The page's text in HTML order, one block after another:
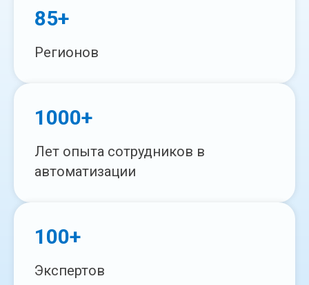
85+
Регионов
1000+
Лет опыта сотрудников в
автоматизации
100+
Экспертов